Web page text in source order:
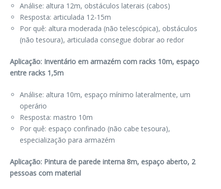
Análise: altura 12m, obstáculos laterais (cabos)
Resposta: articulada 12-15m
Por quê: altura moderada (não telescópica), obstáculos
(não tesoura), articulada consegue dobrar ao redor
Aplicação: Inventário em armazém com racks 10m, espaço
entre racks 1,5m
Análise: altura 10m, espaço mínimo lateralmente, um
operário
Resposta: mastro 10m
Por quê: espaço confinado (não cabe tesoura),
especialização para armazém
Aplicação: Pintura de parede interna 8m, espaço aberto, 2
pessoas com material